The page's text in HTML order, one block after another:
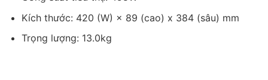
Kích thước: 420 (W) × 89 (cao) x 384 (sâu) mm
Trọng lượng: 13.0kg